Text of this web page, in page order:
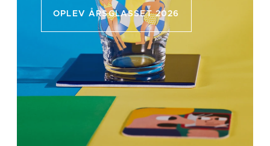
OPLEV ÅRSGLASSET 2026